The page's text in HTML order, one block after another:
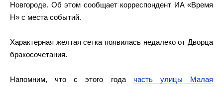
Новгороде. Об этом сообщает корреспондент ИА «Время
Н» с места событий.
Характерная желтая сетка появилась недалеко от Дворца
бракосочетания.
Напомним, что с этого года часть улицы Малая